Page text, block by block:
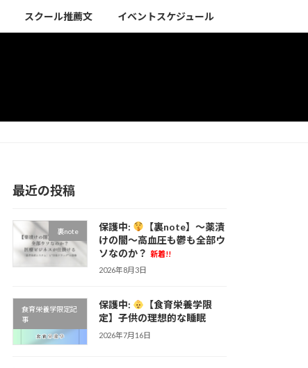
スクール推薦文 イベントスケジュール
最近の投稿
裏note 保護中:
【裏note】〜薬漬
けの闇〜高血圧も鬱も全部ウ
ソなのか？ 新着!!
2026年8月3日
食育栄養学限定記
事
保護中:
【食育栄養学限
定】子供の理想的な睡眠
2026年7月16日